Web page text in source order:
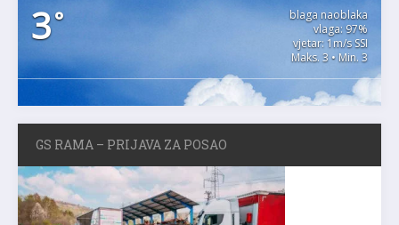
3°
blaga naoblaka
vlaga: 97%
vjetar: 1m/s SSI
Maks. 3 • Min. 3
GS RAMA – PRIJAVA ZA POSAO